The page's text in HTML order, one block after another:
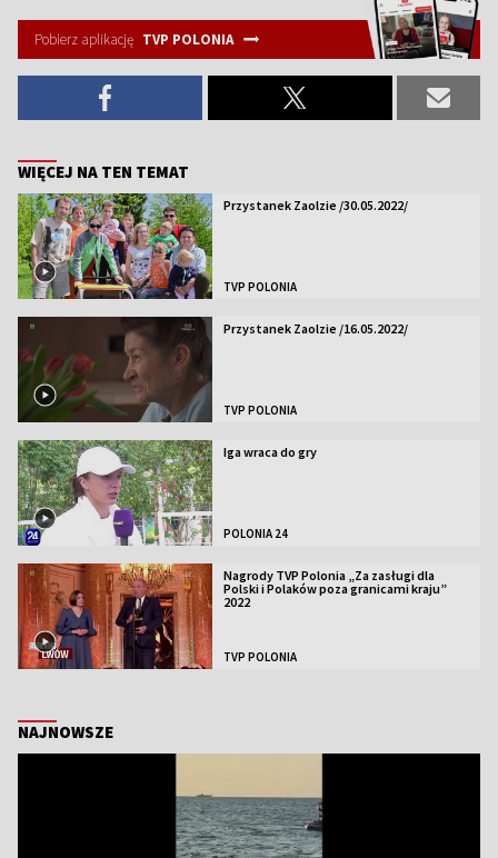
Pobierz aplikację TVP POLONIA
WIĘCEJ NA TEN TEMAT
Przystanek Zaolzie /30.05.2022/
TVP POLONIA
Przystanek Zaolzie /16.05.2022/
TVP POLONIA
Iga wraca do gry
POLONIA 24
Nagrody TVP Polonia „Za zasługi dla
Polski i Polaków poza granicami kraju”
2022
TVP POLONIA
NAJNOWSZE